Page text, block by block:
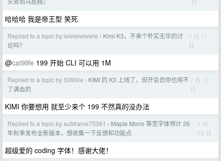
哈哈哈 我是帝王型 笑死
Replied to a topic by lelelelelelele › Kimi K3，不来个朴实无华的讨
论吗？
7 月 17
日
@cat9life 199 开始 CLI 可以用 1M
Replied to a topic by SiWXie › KIMI 的 K3 上线了，但开会员你也用不
了满血的
7 月 17
日
KIMI 你要想用 就至少来个 199 不然真的没办法
Replied to a topic by subframe75361 › Maple Mono 等宽字体预计 26
年秋季发布全新版本，想收集一下反馈和功能点
7 月
13 日
超级爱的 coding 字体！感谢大佬！